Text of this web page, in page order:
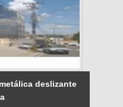
deslizante